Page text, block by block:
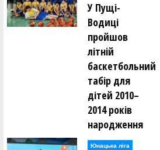
У Пущі-
Водиці
пройшов
літній
баскетбольний
табір для
дітей 2010–
2014 років
народження
Юнацька ліга